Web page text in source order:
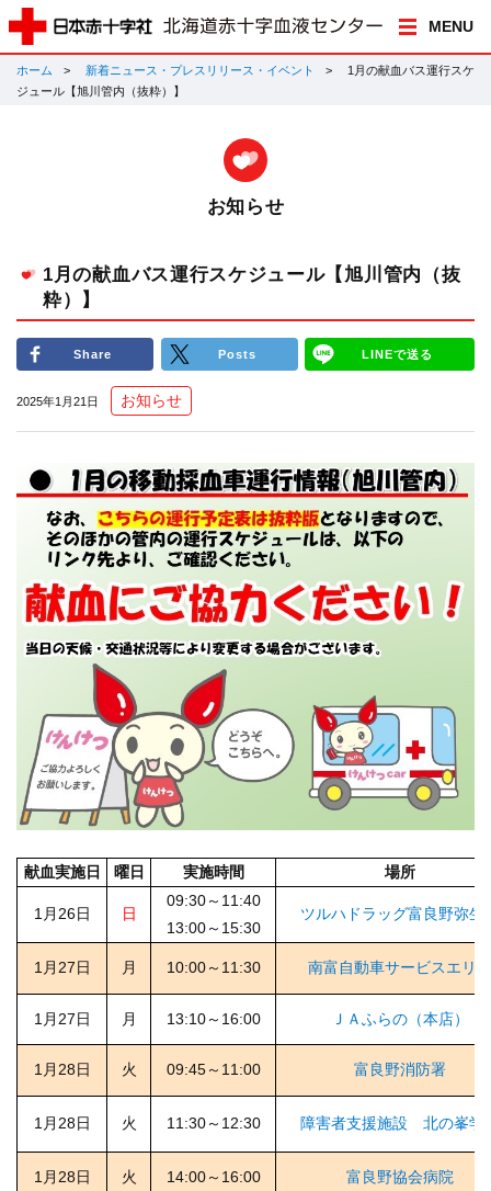
MENU
ホーム 新着ニュース・プレスリリース・イベント
1月の献血バス運行スケ
ジュール【旭川管内（抜粋）】
お知らせ
1月の献血バス運行スケジュール【旭川管内（抜
粋）】
Share Posts LINEで送る
2025年1月21日 お知らせ
献血実施日 曜日 実施時間 場所
1月26日 日
09:30～11:40
13:00～15:30
ツルハドラッグ富良野弥生
1月27日 月 10:00～11:30 南富自動車サービスエリア
1月27日 月 13:10～16:00 ＪＡふらの（本店）
1月28日 火 09:45～11:00 富良野消防署
1月28日 火 11:30～12:30 障害者支援施設 北の峯学
1月28日 火 14:00～16:00 富良野協会病院